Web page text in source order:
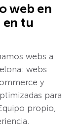
web en
en tu
webs a
webs
y
para
propio,